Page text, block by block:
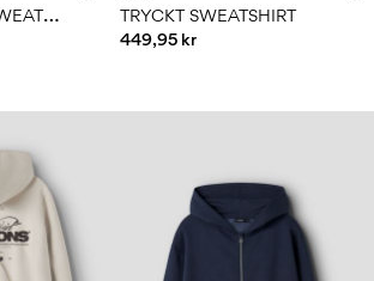
L
ÖS PASSFORM SWEATSHIRT
TRYCKT SWEATSHIRT
449,95 kr